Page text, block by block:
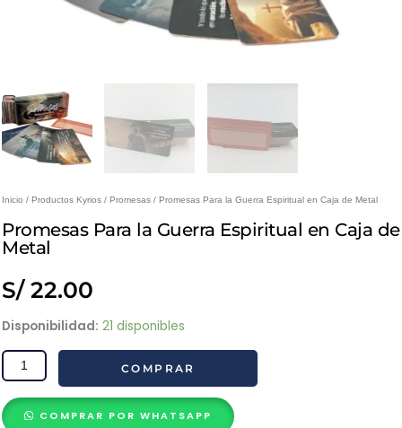
Inicio / Productos Kyrios / Promesas / Promesas Para la Guerra Espiritual en Caja de Metal
Promesas Para la Guerra Espiritual en Caja de
Metal
S/22.00
Disponibilidad: 21 disponibles
Promesas
Para
Espiritual
COMPRAR
COMPRAR POR WHATSAPP